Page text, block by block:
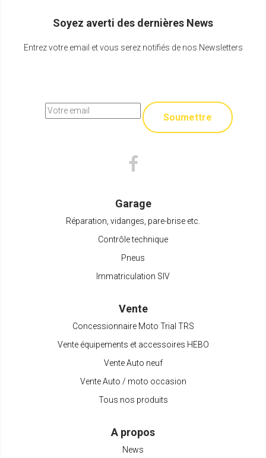
Soyez averti des dernières News
Entrez votre email et vous serez notifiés de nos Newsletters
Soumettre
Garage
Réparation, vidanges, pare-brise etc.
Contrôle technique
Pneus
Immatriculation SIV
Vente
Concessionnaire Moto Trial TRS
Vente équipements et accessoires HEBO
Vente Auto neuf
Vente Auto / moto occasion
Tous nos produits
A propos
News